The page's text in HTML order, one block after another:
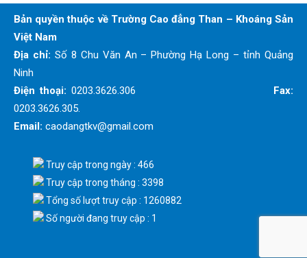
Bản quyền thuộc về Trường Cao đẳng Than – Khoáng Sản
Việt Nam
Địa chỉ: Số 8 Chu Văn An – Phường Hạ Long – tỉnh Quảng
Ninh
Điện thoại: 0203.3626.306 Fax:
0203.3626.305.
Email: caodangtkv@gmail.com
Truy cập trong ngày : 466
Truy cập trong tháng : 3398
Tổng số lượt truy cập : 1260882
Số người đang truy cập : 1